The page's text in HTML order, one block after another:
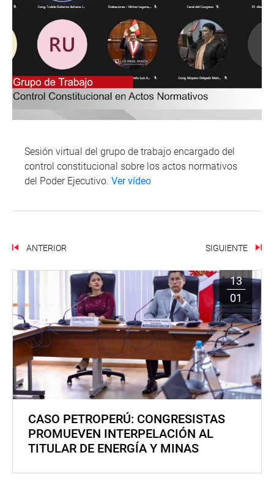
Sesión virtual del grupo de trabajo encargado del
control constitucional sobre los actos normativos
del Poder Ejecutivo. Ver vídeo
ANTERIOR SIGUIENTE
13
01
CASO PETROPERÚ: CONGRESISTAS
PROMUEVEN INTERPELACIÓN AL
TITULAR DE ENERGÍA Y MINAS